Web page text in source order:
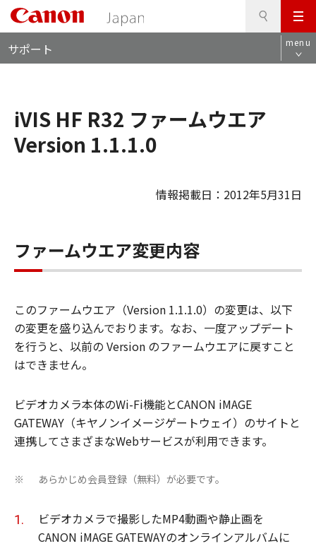
メ
ニ
ュ
サポート menu
iVIS HF R32 ファームウエア
Version 1.1.1.0
情報掲載日：2012年5月31日
ファームウエア変更内容
このファームウエア（Version 1.1.1.0）の変更は、以下
の変更を盛り込んでおります。なお、一度アップデート
を行うと、以前の Version のファームウエアに戻すこと
はできません。
ビデオカメラ本体のWi-Fi機能とCANON iMAGE
GATEWAY（キヤノンイメージゲートウェイ）のサイトと
連携してさまざまなWebサービスが利用できます。
※ あらかじめ会員登録（無料）が必要です。
ビデオカメラで撮影したMP4動画や静止画を
CANON iMAGE GATEWAYのオンラインアルバムに